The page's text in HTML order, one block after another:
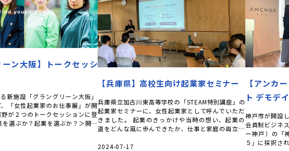
ーン大阪】トークセッシ
新施設「グラングリーン大阪」
「女性起業家のお仕事展」が開
が２つのトークセッションに登
選ぶか？起業を選ぶか？＞開催
【兵庫県】高校生向け起業家セミナー
兵庫県立加古川東高等学校の「STEAM特別講座」の
起業家セミナーに、女性起業家として呼んでいただ
きました。 起業のきっかけや当時の想い、起業の
道をどんな風に歩んできたか、仕事と家庭の両立に
2024-07-17
【アンカ
ト デモデ
神戸市が開設
会員制ビジネ
ー神戸）の「
５」に採択さ